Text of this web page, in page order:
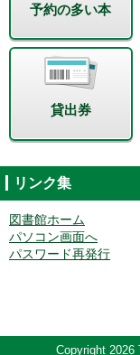
予約の多い本
貸出券
リンク集
図書館ホーム
パソコン画面へ
パスワード再発行
Copyright 2026